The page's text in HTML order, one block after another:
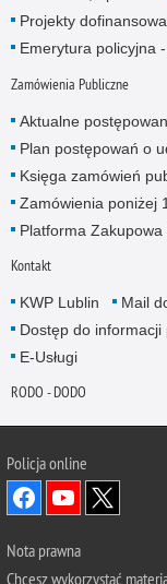
Projekty
Emerytura policyjna
Zamówienia Publiczne
Aktualne
Plan postępowań o
Księga zamówień
Zamówienia poniżej
Platforma
Kontakt
KWP Lublin Mail
Dostęp do informacji
E-Usługi
RODO - DODO
Policja online
Nota prawna
Chcesz wykorzystać